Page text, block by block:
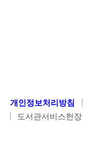
개인정보처리방침
도서관서비스헌장